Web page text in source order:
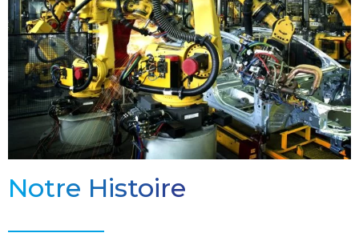
Notre Histoire